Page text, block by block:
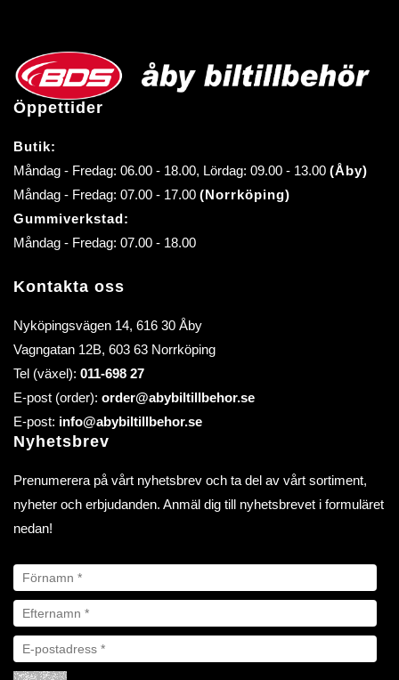
Öppettider
Butik:
Måndag - Fredag: 06.00 - 18.00, Lördag: 09.00 - 13.00 (Åby)
Måndag - Fredag: 07.00 - 17.00 (Norrköping)
Gummiverkstad:
Måndag - Fredag: 07.00 - 18.00
Kontakta oss
Nyköpingsvägen 14, 616 30 Åby
Vagngatan 12B, 603 63 Norrköping
Tel (växel): 011-698 27
E-post (order): order@abybiltillbehor.se
E-post: info@abybiltillbehor.se
Nyhetsbrev
Prenumerera på vårt nyhetsbrev och ta del av vårt sortiment,
nyheter och erbjudanden. Anmäl dig till nyhetsbrevet i formuläret
nedan!